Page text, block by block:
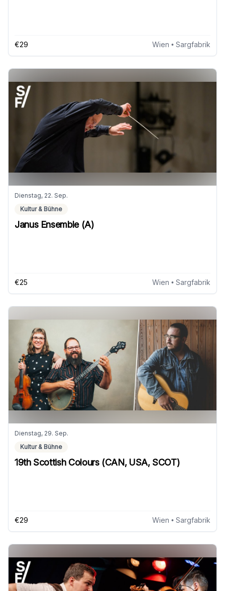
€29 Wien • Sargfabrik
Dienstag, 22. Sep.
Kultur & Bühne
Janus Ensemble (A)
€25 Wien • Sargfabrik
Dienstag, 29. Sep.
Kultur & Bühne
19th Scottish Colours (CAN, USA, SCOT)
€29 Wien • Sargfabrik